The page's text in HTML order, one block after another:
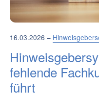
16.03.2026 –
fehlende
führt